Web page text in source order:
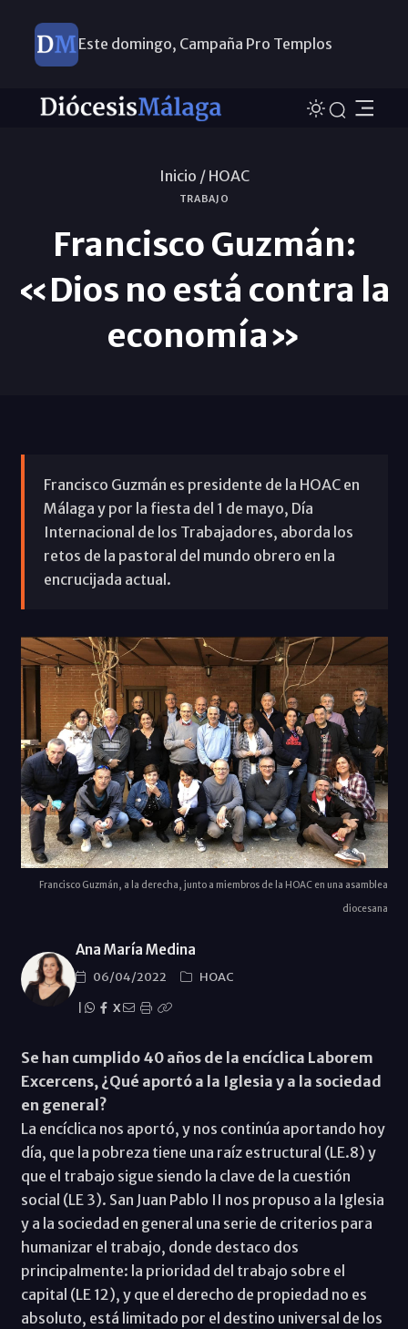
Este domingo, Campaña Pro Templos
Inicio / HOAC
TRABAJO
Francisco Guzmán:
«Dios no está contra la
economía»
Francisco Guzmán es presidente de la HOAC en
Málaga y por la fiesta del 1 de mayo, Día
Internacional de los Trabajadores, aborda los
retos de la pastoral del mundo obrero en la
encrucijada actual.
Francisco Guzmán, a la derecha, junto a miembros de la HOAC en una asamblea
diocesana
Ana María Medina
06/04/2022
HOAC
X
Se han cumplido 40 años de la encíclica Laborem
Excercens, ¿Qué aportó a la Iglesia y a la sociedad
en general?
La encíclica nos aportó, y nos continúa aportando hoy
día, que la pobreza tiene una raíz estructural (LE.8) y
que el trabajo sigue siendo la clave de la cuestión
social (LE 3). San Juan Pablo II nos propuso a la Iglesia
y a la sociedad en general una serie de criterios para
humanizar el trabajo, donde destaco dos
principalmente: la prioridad del trabajo sobre el
capital (LE 12), y que el derecho de propiedad no es
absoluto, está limitado por el destino universal de los